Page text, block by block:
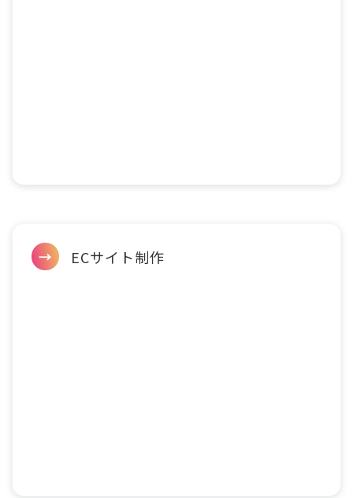
ECサイト制作